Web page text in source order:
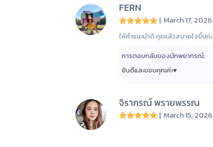
FERN
| March 17, 2026
ให้คำแนะนำดี คุยแล้วสบายใจขึ้นค่ะ
การตอบกลับของนักพยากรณ์:
ยินดีและขอบคุณค่ะ♥️
จิราภรณ์ พรายพรรณ
| March 15, 2026